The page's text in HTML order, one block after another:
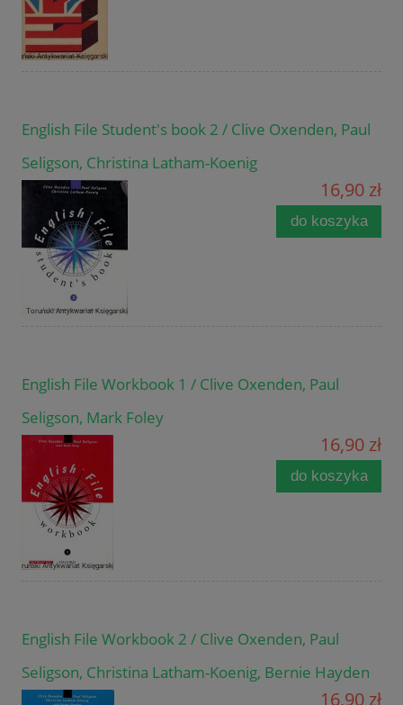
English File Student's book 2 / Clive Oxenden, Paul
Seligson, Christina Latham-Koenig
16,90 zł
do koszyka
English File Workbook 1 / Clive Oxenden, Paul
Seligson, Mark Foley
16,90 zł
do koszyka
English File Workbook 2 / Clive Oxenden, Paul
Seligson, Christina Latham-Koenig, Bernie Hayden
16,90 zł